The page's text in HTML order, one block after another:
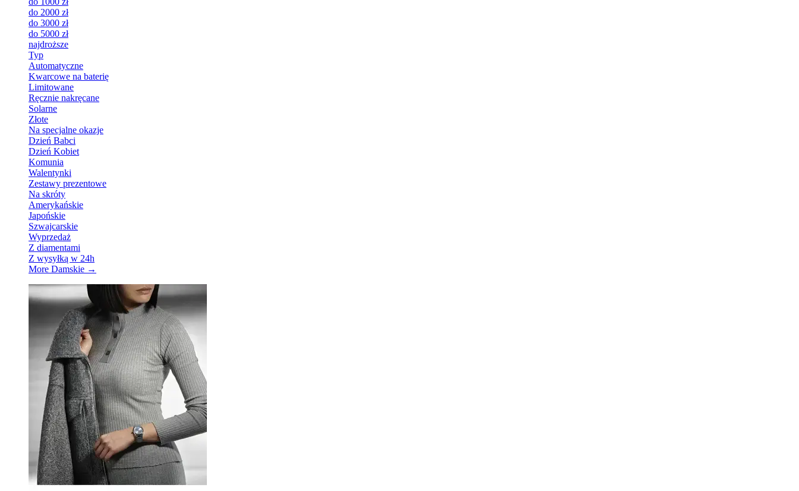
do 2000 zł
do 3000 zł
do 5000 zł
najdroższe
Typ
Automatyczne
Kwarcowe na baterię
Limitowane
Ręcznie nakręcane
Solarne
Złote
Na specjalne okazje
Dzień Babci
Dzień Kobiet
Komunia
Walentynki
Zestawy prezentowe
Na skróty
Amerykańskie
Japońskie
Szwajcarskie
Wyprzedaż
Z diamentami
Z wysyłką w 24h
More Damskie →